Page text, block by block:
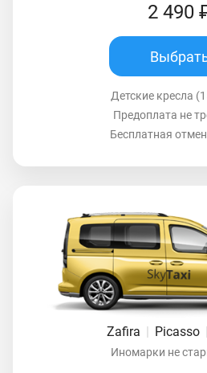
2 490
Детские кресла
Предоплата не
Бесплатная
Zafira | Picasso |
Иномарки не